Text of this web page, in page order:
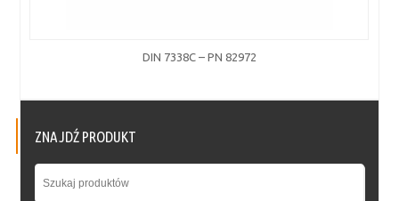
DIN 7338C – PN 82972
ZNAJDŹ PRODUKT